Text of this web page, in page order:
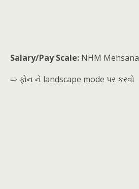
Salary/Pay Scale: NHM
➯ ફોન ને landscape mode પર કરવો